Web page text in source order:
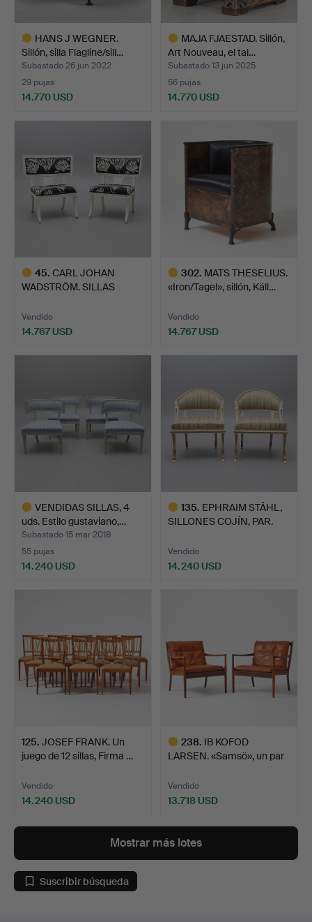
HANS J WEGNER.
Sillón, silla Flagline/sill…
Subastado 26 jun 2022
29 pujas
14.770 USD
MAJA FJAESTAD. Sillón,
Art Nouveau, el tal…
Subastado 13 jun 2025
56 pujas
14.770 USD
45. CARL JOHAN
WADSTRÖM. SILLAS
Vendido
14.767 USD
302. MATS THESELIUS.
«Iron/Tagel», sillón, Käll…
Vendido
14.767 USD
VENDIDAS SILLAS, 4
uds. Estilo gustaviano,…
Subastado 15 mar 2018
55 pujas
14.240 USD
135. EPHRAIM STÅHL,
SILLONES COJÍN, PAR.
Vendido
14.240 USD
125. JOSEF FRANK. Un
juego de 12 sillas, Firma …
Vendido
14.240 USD
238. IB KOFOD
LARSEN. «Samsö», un par
Vendido
13.718 USD
Mostrar más lotes
Suscribir búsqueda